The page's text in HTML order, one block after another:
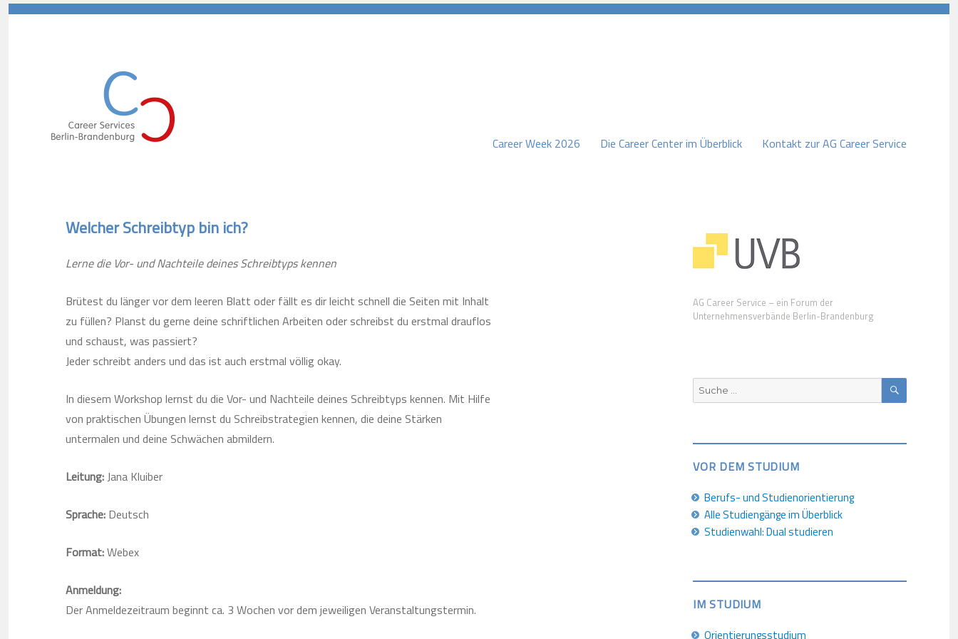
Career Week 2026 Die Career Center im Überblick Kontakt zur AG Career Service
Welcher Schreibtyp bin ich?
Lerne die Vor- und Nachteile deines Schreibtyps kennen
Brütest du länger vor dem leeren Blatt oder fällt es dir leicht schnell die Seiten mit Inhalt
zu füllen? Planst du gerne deine schriftlichen Arbeiten oder schreibst du erstmal drauflos
und schaust, was passiert?
Jeder schreibt anders und das ist auch erstmal völlig okay.
In diesem Workshop lernst du die Vor- und Nachteile deines Schreibtyps kennen. Mit Hilfe
von praktischen Übungen lernst du Schreibstrategien kennen, die deine Stärken
untermalen und deine Schwächen abmildern.
Leitung:Jana Kluiber
Sprache: Deutsch
Format:Webex
Anmeldung:
Der Anmeldezeitraum beginnt ca. 3 Wochen vor dem jeweiligen Veranstaltungstermin.
AG Career Service – ein Forum der
Unternehmensverbände Berlin-Brandenburg
Suche
nach:
SUCHEN
VOR DEM STUDIUM
Berufs- und Studienorientierung
Alle Studiengänge im Überblick
Studienwahl: Dual studieren
IM STUDIUM
Orientierungsstudium